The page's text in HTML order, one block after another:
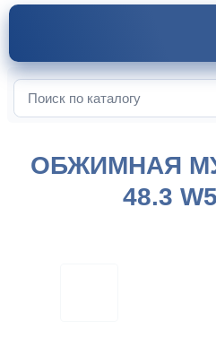
Искать:
48.3 W5 NBR
ОБЖИМНАЯ
48.3